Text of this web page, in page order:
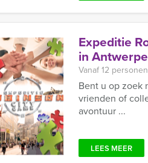
Expeditie
in
Vanaf 12
Bent u op zoek
vrienden of
avontuur ...
LEES MEER